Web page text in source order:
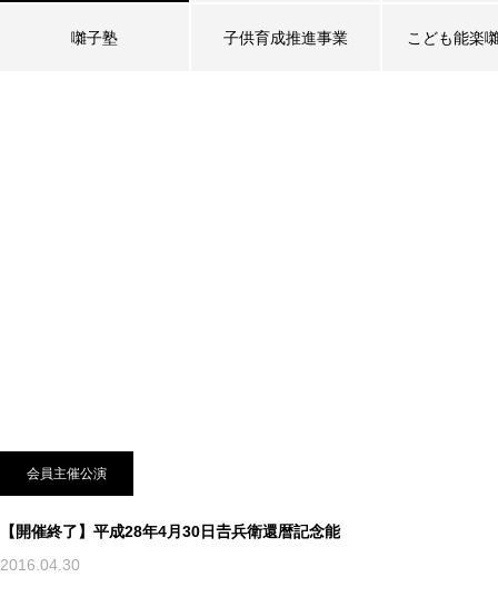
囃子塾 子供育成推進事業 こども能楽
会員主催公演
【開催終了】平成28年4月30日𠮷兵衛還暦記念能
2016.04.30